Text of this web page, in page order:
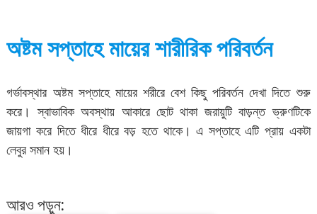
অষ্টম সপ্তাহে মায়ের শারীরিক পরিবর্তন
গর্ভাবস্থার অষ্টম সপ্তাহে মায়ের শরীরে বেশ কিছু পরিবর্তন দেখা দিতে শুরু
করে। স্বাভাবিক অবস্থায় আকারে ছোট থাকা জরায়ুটি বাড়ন্ত ভ্রুণটিকে
জায়গা করে দিতে ধীরে ধীরে বড় হতে থাকে। এ সপ্তাহে এটি প্রায় একটা
লেবুর সমান হয়।
আরও পড়ুন: